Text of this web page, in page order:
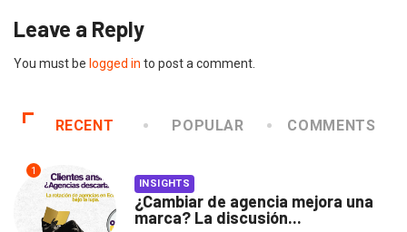
Leave a Reply
You must be logged in to post a comment.
RECENT POPULAR COMMENTS
1
INSIGHTS
¿Cambiar de agencia mejora una
marca? La discusión...